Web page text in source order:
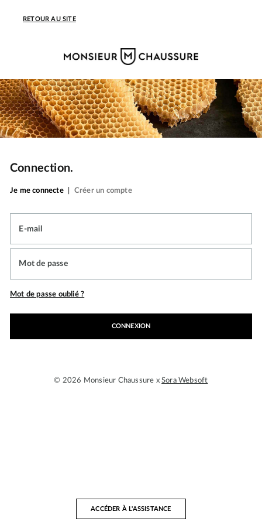
RETOUR AU SITE
Connection.
Je me connecte Créer un compte
E-mail
Mot de passe
Mot de passe oublié ?
CONNEXION
© 2026 Monsieur Chaussure xSora Websoft
ACCÉDER À L'ASSISTANCE